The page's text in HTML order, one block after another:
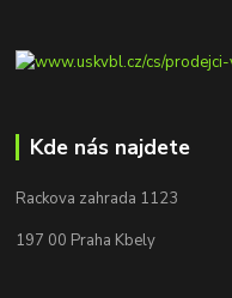
Kde nás najdete
Rackova zahrada 1123
197 00 Praha Kbely